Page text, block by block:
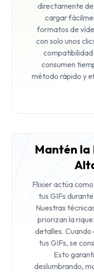
directamente
cargar
formatos de
con solo unos
consumen
método rápido y
Mantén la
Flixier actúa
tus GIFs
Nuestras
priorizan la
detalles. Cuando
tus GIFs, se
Esto
deslumbrando,